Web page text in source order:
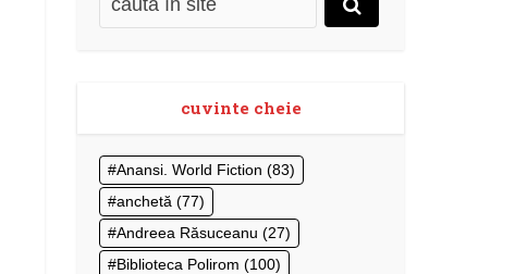
cuvinte cheie
Anansi. World Fiction (83)
anchetă (77)
Andreea Răsuceanu (27)
Biblioteca Polirom (100)